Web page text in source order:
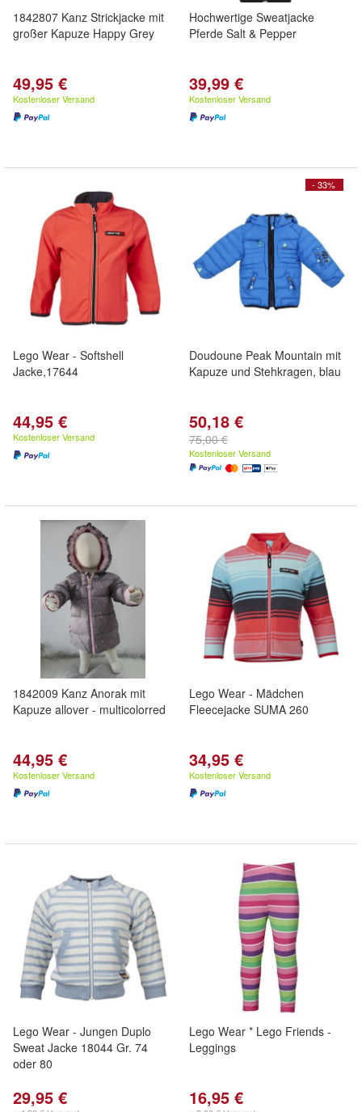
1842807 Kanz Strickjacke mit
großer Kapuze Happy Grey
49,95 €
Kostenloser Versand
Hochwertige Sweatjacke
Pferde Salt & Pepper
39,99 €
Kostenloser Versand
Lego Wear - Softshell
Jacke,17644
44,95 €
Kostenloser Versand
- 33%
Doudoune Peak Mountain mit
Kapuze und Stehkragen, blau
50,18 €
75,00 €
Kostenloser Versand
1842009 Kanz Anorak mit
Kapuze allover - multicolorred
44,95 €
Kostenloser Versand
Lego Wear - Mädchen
Fleecejacke SUMA 260
34,95 €
Kostenloser Versand
Lego Wear - Jungen Duplo
Sweat Jacke 18044 Gr. 74
oder 80
29,95 €
Lego Wear * Lego Friends -
Leggings
16,95 €